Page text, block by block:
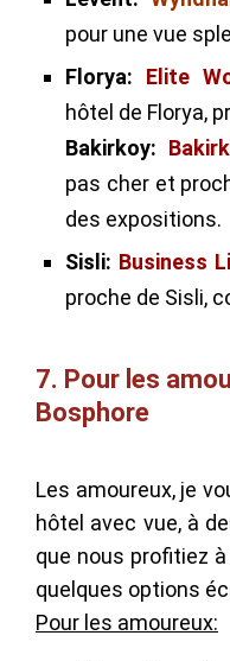
pour une vue
Florya:
Elite
hôtel de Florya,
Bakirkoy:
pas cher et
des expositions.
Sisli: Business
proche de Sisli,
7. Pour les
Bosphore
Les amoureux, je
hôtel avec vue, à
que nous profitiez
quelques options
Pour les amoureux: